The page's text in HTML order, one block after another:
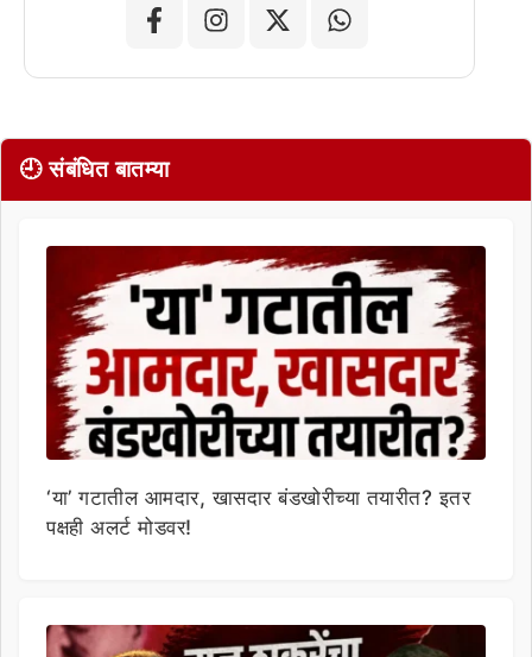
🕘 संबंधित बातम्या
‘या’ गटातील आमदार, खासदार बंडखोरीच्या तयारीत? इतर
पक्षही अलर्ट मोडवर!